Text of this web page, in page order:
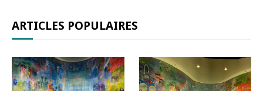
ARTICLES POPULAIRES